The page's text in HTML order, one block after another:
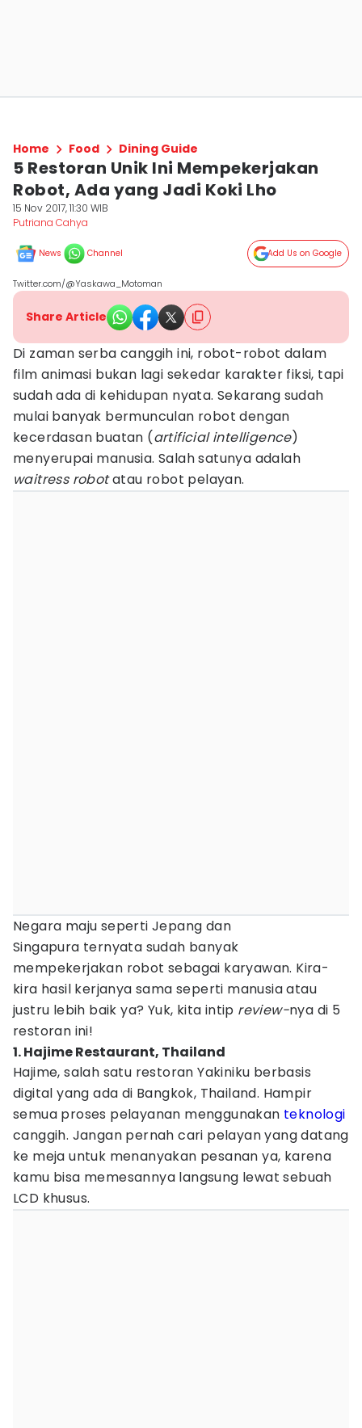
Home Food Dining Guide
5 Restoran Unik Ini Mempekerjakan
Robot, Ada yang Jadi Koki Lho
15 Nov 2017, 11:30 WIB
Putriana Cahya
News Channel Add Us on Google
Twitter.com/@Yaskawa_Motoman
Share Article
Di zaman serba canggih ini, robot-robot dalam
film animasi bukan lagi sekedar karakter fiksi, tapi
sudah ada di kehidupan nyata. Sekarang sudah
mulai banyak bermunculan robot dengan
kecerdasan buatan (artificial intelligence)
menyerupai manusia. Salah satunya adalah
waitress robotatau robot pelayan.
Negara maju seperti Jepang dan
Singapura ternyata sudah banyak
mempekerjakan robot sebagai karyawan. Kira-
kira hasil kerjanya sama seperti manusia atau
justru lebih baik ya? Yuk, kita intip review-nya di 5
restoran ini!
1. Hajime Restaurant, Thailand
Hajime, salah satu restoran Yakiniku berbasis
digital yang ada di Bangkok, Thailand. Hampir
semua proses pelayanan menggunakan teknologi
canggih. Jangan pernah cari pelayan yang datang
ke meja untuk menanyakan pesanan ya, karena
kamu bisa memesannya langsung lewat sebuah
LCD khusus.